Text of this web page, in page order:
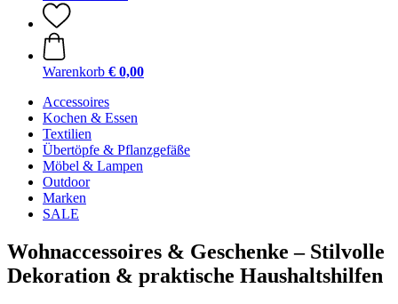
Warenkorb € 0,00
Accessoires
Kochen & Essen
Textilien
Übertöpfe & Pflanzgefäße
Möbel & Lampen
Outdoor
Marken
SALE
Wohnaccessoires & Geschenke – Stilvolle
Dekoration & praktische Haushaltshilfen